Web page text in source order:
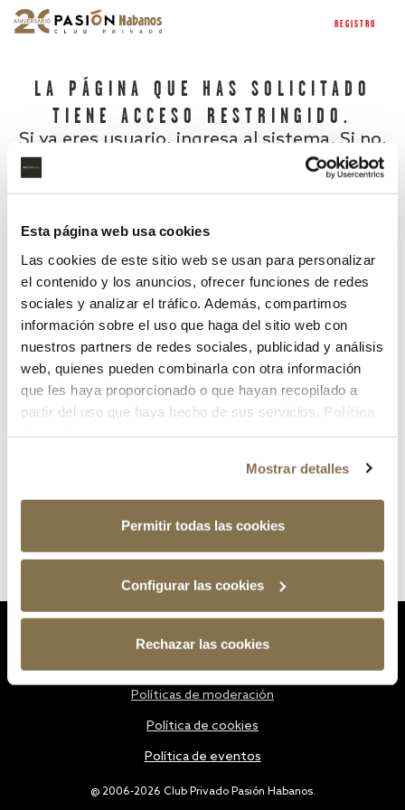
Esta página web usa cookies
Las cookies de este sitio web se usan para personalizar
el contenido y los anuncios, ofrecer funciones de redes
sociales y analizar el tráfico. Además, compartimos
información sobre el uso que haga del sitio web con
nuestros partners de redes sociales, publicidad y análisis
web, quienes pueden combinarla con otra información
que les haya proporcionado o que hayan recopilado a
partir del uso que haya hecho de sus servicios. Política
Mostrar detalles
Permitir todas las cookies
Configurar las cookies
Rechazar las cookies
REGISTRO
LA PÁGINA QUE HAS SOLICITADO
TIENE ACCESO RESTRINGIDO.
Si ya eres usuario, ingresa al sistema. Si no,
¿Has olvidado tu contraseña?
@ 2006-2026 Club Privado Pasión Habanos.
Políticas de moderación
Política de cookies
Política de eventos